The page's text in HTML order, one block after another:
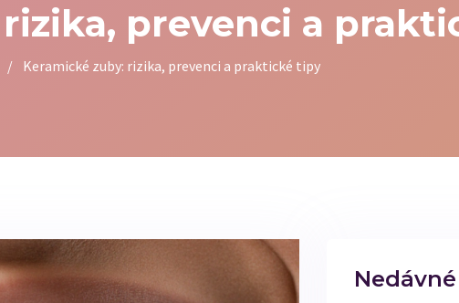
prevenci a
/ Keramické zuby: rizika, prevenci a praktické tipy